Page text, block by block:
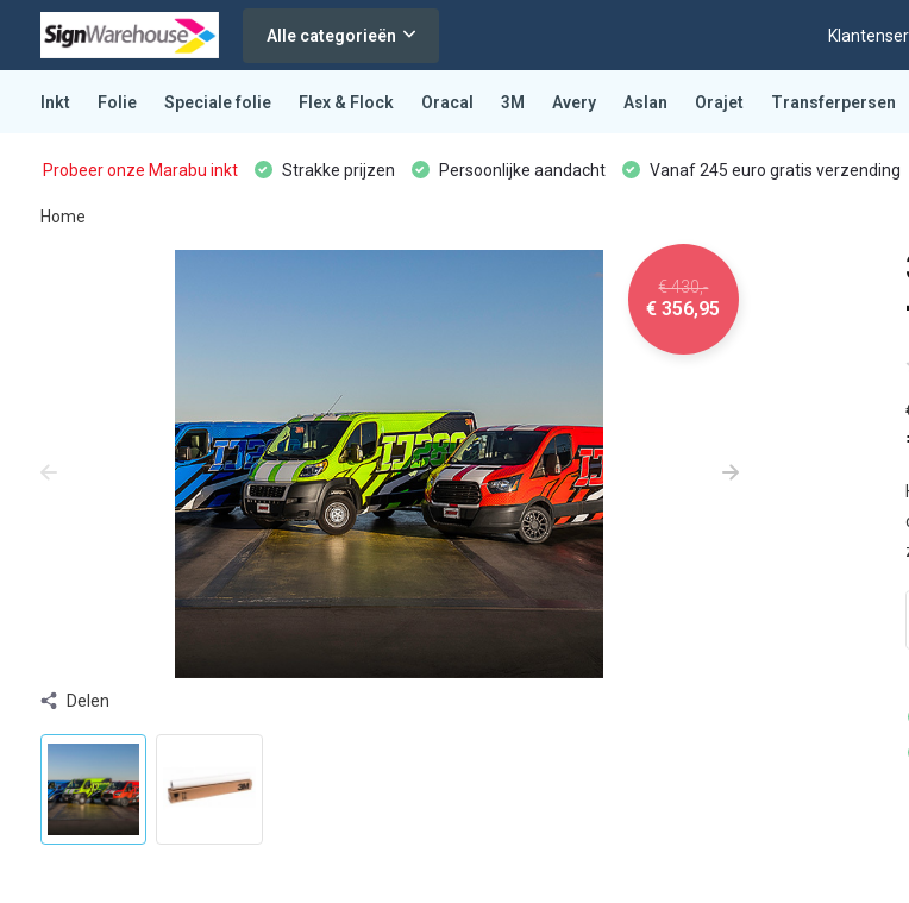
Alle categorieën
Inkt Folie Speciale folie Flex & Flock Oracal 3M Avery Aslan Orajet Transferpersen
Probeer onze Marabu inkt Strakke prijzen Persoonlijke aandacht Vanaf 245 euro gratis verzending
Home
€ 430,-
€ 356,95
Delen